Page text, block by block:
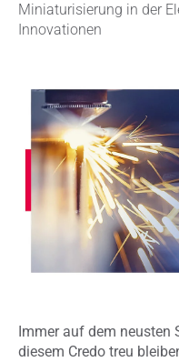
Miniaturisierung in der
Innovationen
Immer auf dem neusten
diesem Credo treu